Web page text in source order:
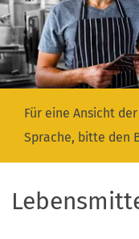
Für eine Ansicht
Sprache, bitte den